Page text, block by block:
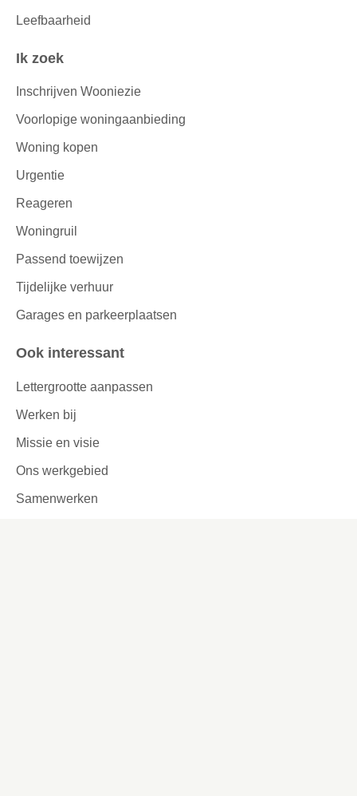
Leefbaarheid
Ik zoek
Inschrijven Wooniezie
Voorlopige woningaanbieding
Woning kopen
Urgentie
Reageren
Woningruil
Passend toewijzen
Tijdelijke verhuur
Garages en parkeerplaatsen
Ook interessant
Lettergrootte aanpassen
Werken bij
Missie en visie
Ons werkgebied
Samenwerken